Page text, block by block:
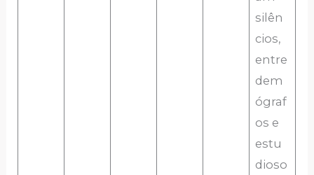
silên
cios,
entre
dem
ógraf
os e
estu
dioso